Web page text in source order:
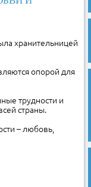
хранительницей
опорой для
трудности и
страны.
– любовь,